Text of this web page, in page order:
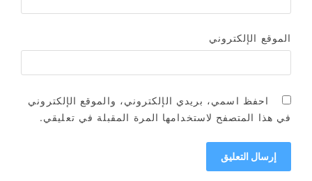
الموقع الإلكتروني
احفظ اسمي، بريدي الإلكتروني، والموقع الإلكتروني
في هذا المتصفح لاستخدامها المرة المقبلة في تعليقي.